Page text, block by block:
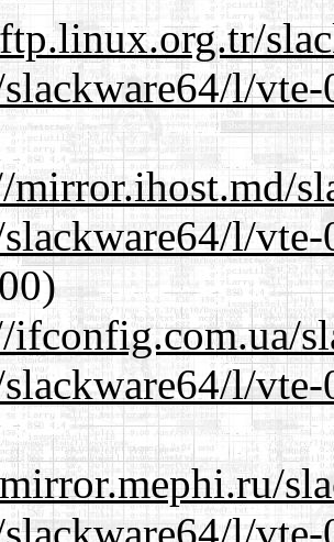
l/
mirror.ihost.md/
l/
ifconfig.com.ua/
l/
l/